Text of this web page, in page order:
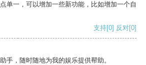
单一，可以增加一些新功能，比如增加一个自
支持[0] 反对[0]
手，随时随地为我的娱乐提供帮助。